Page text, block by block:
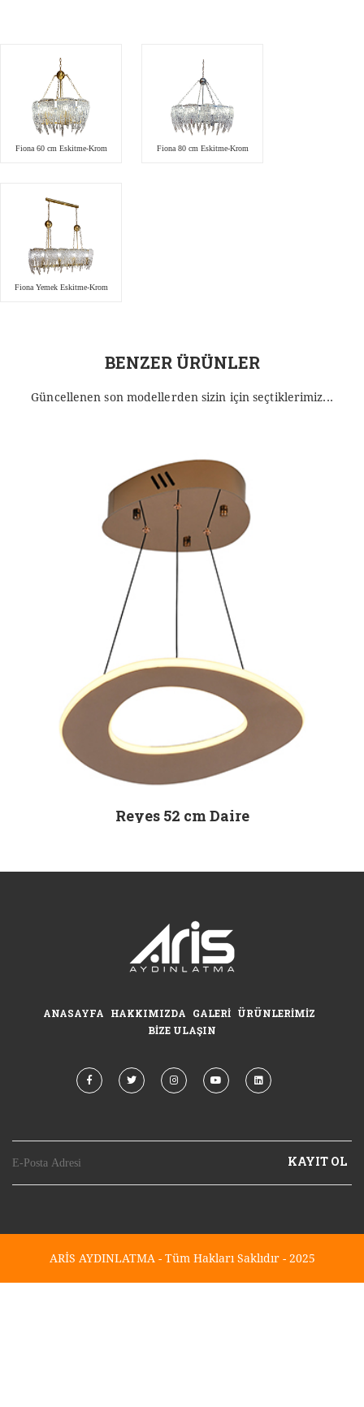
Fiona 60 cm Eskitme-Krom Fiona 80 cm Eskitme-Krom
Fiona Yemek Eskitme-Krom
BENZER ÜRÜNLER
Güncellenen son modellerden sizin için seçtiklerimiz...
Reyes 52 cm Daire
ANASAYFA HAKKIMIZDA GALERI ÜRÜNLERIMIZ
BIZE ULAŞIN
KAYIT OL
ARİS AYDINLATMA - Tüm Hakları Saklıdır - 2025